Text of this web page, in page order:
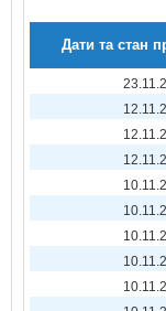
Дати та стан